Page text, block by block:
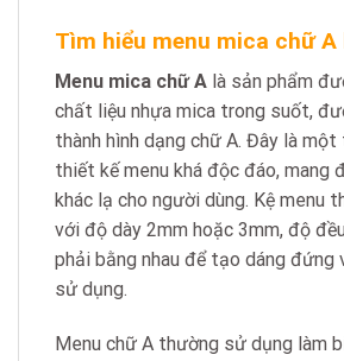
Tìm hiểu menu mica chữ A
Menu mica chữ A là sản phẩm
chất liệu nhựa mica trong suốt,
thành hình dạng chữ A. Đây là một
thiết kế menu khá độc đáo, mang
khác lạ cho người dùng. Kệ menu
với độ dày 2mm hoặc 3mm, độ
phải bằng nhau để tạo dáng đứng
sử dụng.
Menu chữ A thường sử dụng làm